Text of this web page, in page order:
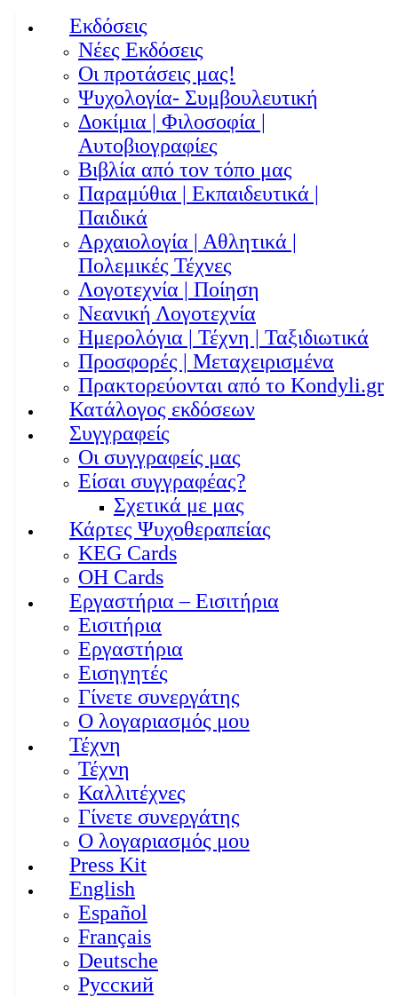
Εκδόσεις
Νέες Εκδόσεις
Οι προτάσεις μας!
Ψυχολογία- Συμβουλευτική
Δοκίμια | Φιλοσοφία |
Αυτοβιογραφίες
Βιβλία από τον τόπο μας
Παραμύθια | Εκπαιδευτικά |
Παιδικά
Αρχαιολογία | Αθλητικά |
Πολεμικές Τέχνες
Λογοτεχνία | Ποίηση
Νεανική Λογοτεχνία
Ημερολόγια | Τέχνη | Ταξιδιωτικά
Προσφορές | Μεταχειρισμένα
Πρακτορεύονται από το Kondyli.gr
Κατάλογος εκδόσεων
Συγγραφείς
Οι συγγραφείς μας
Είσαι συγγραφέας?
Σχετικά με μας
Κάρτες Ψυχοθεραπείας
KEG Cards
OH Cards
Εργαστήρια – Εισιτήρια
Εισιτήρια
Εργαστήρια
Εισηγητές
Γίνετε συνεργάτης
Ο λογαριασμός μου
Τέχνη
Τέχνη
Καλλιτέχνες
Γίνετε συνεργάτης
Ο λογαριασμός μου
Press Kit
English
Español
Français
Deutsche
Pусский